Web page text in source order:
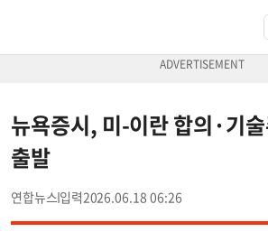
뉴욕증시, 미-이란 합의·기
출발
연합뉴스 2026.06.18 06:26